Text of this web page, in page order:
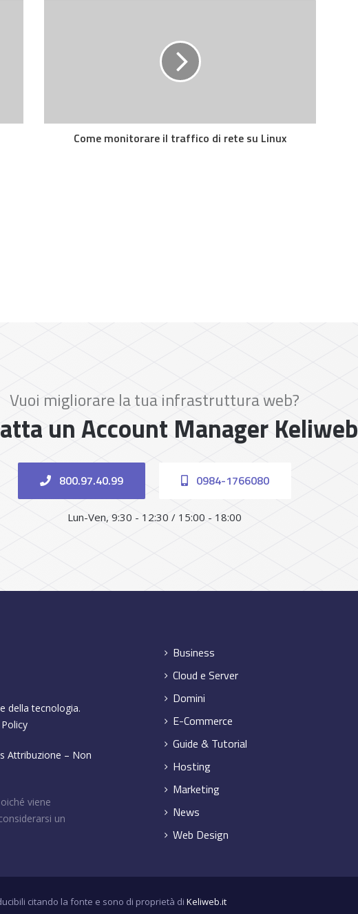
Come monitorare il traffico di rete su Linux
Vuoi migliorare la tua infrastruttura web?
un Account Manager Keliweb
800.97.40.99 0984-1766080
Lun-Ven, 9:30 - 12:30 / 15:00 - 18:00
della tecnologia.
Attribuzione – Non
viene
un
Business
Cloud e Server
Domini
E-Commerce
Guide & Tutorial
Hosting
Marketing
News
Web Design
citando la fonte e sono di proprietà di Keliweb.it